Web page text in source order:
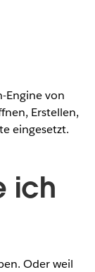
Engine von
Erstellen,
eingesetzt.
ich
Oder weil